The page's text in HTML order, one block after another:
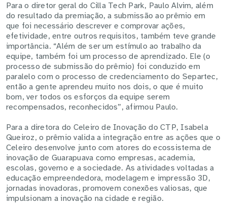
Para o diretor geral do Cilla Tech Park, Paulo Alvim, além
do resultado da premiação, a submissão ao prêmio em
que foi necessário descrever e comprovar ações,
efetividade, entre outros requisitos, também teve grande
importância. “Além de ser um estímulo ao trabalho da
equipe, também foi um processo de aprendizado. Ele (o
processo de submissão do prêmio) foi conduzido em
paralelo com o processo de credenciamento do Separtec,
então a gente aprendeu muito nos dois, o que é muito
bom, ver todos os esforços da equipe serem
recompensados, reconhecidos”, afirmou Paulo.
Para a diretora do Celeiro de Inovação do CTP, Isabela
Queiroz, o prêmio valida a integração entre as ações que o
Celeiro desenvolve junto com atores do ecossistema de
inovação de Guarapuava como empresas, academia,
escolas, governo e a sociedade. As atividades voltadas a
educação empreendedora, modelagem e impressão 3D,
jornadas inovadoras, promovem conexões valiosas, que
impulsionam a inovação na cidade e região.